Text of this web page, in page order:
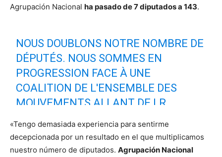
Agrupación Nacional ha pasado de 7 diputados a 143.
NOUS DOUBLONS NOTRE NOMBRE DE
DÉPUTÉS. NOUS SOMMES EN
PROGRESSION FACE À UNE
COALITION DE L'ENSEMBLE DES
MOUVEMENTS ALLANT DE LR
JUSQU'À LA FRANCE INSOUMISE.
LA MARÉE CONTINUE DE MONTER ET
«Tengo demasiada experiencia para sentirme
decepcionada por un resultado en el que multiplicamos
nuestro número de diputados. Agrupación Nacional